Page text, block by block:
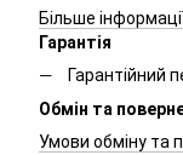
Більше
Гарантія
Гарантійний
Обмін та
Умови обміну та